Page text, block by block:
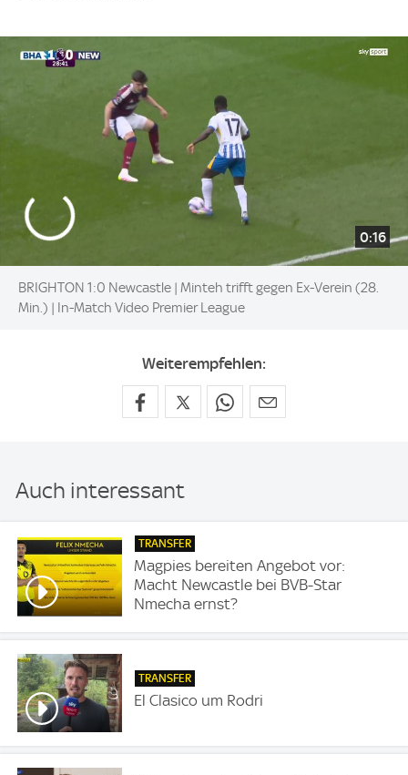
0:16
BRIGHTON 1:0 Newcastle | Minteh trifft gegen Ex-Verein (28.
Min.) | In-Match Video Premier League
Weiterempfehlen:
Auch interessant
TRANSFER
Magpies bereiten Angebot vor:
Macht Newcastle bei BVB-Star
Nmecha ernst?
TRANSFER
El Clasico um Rodri